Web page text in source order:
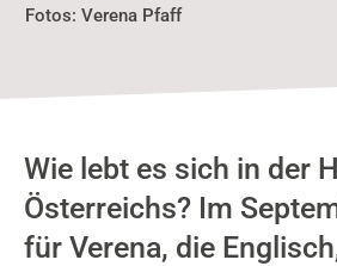
Fotos:Verena Pfaff
Wie lebt es sich in der
Österreichs? Im
für Verena, die